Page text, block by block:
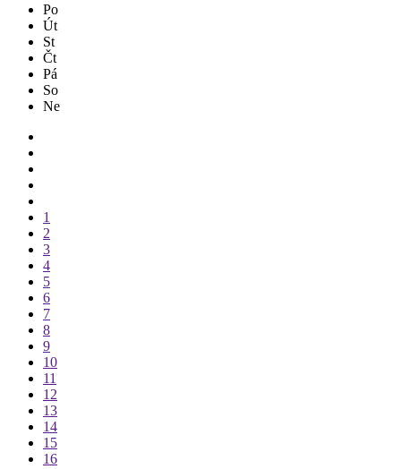
Po
Út
St
Čt
Pá
So
Ne
1
2
3
4
5
6
7
8
9
10
11
12
13
14
15
16